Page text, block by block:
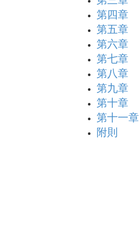
第四章
第五章
第六章
第七章
第八章
第九章
第十章
第十一章
附則